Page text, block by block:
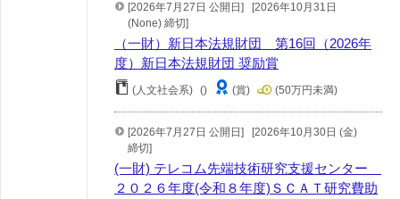
[2026年7月27日 公開日]
[2026年10月31日
(None) 締切]
（一財）新日本法規財団 第16回（2026年
度）新日本法規財団 奨励賞
(人文社会系) () (賞) (50万円未満)
[2026年7月27日 公開日]
[2026年10月30日 (金)
締切]
(一財) テレコム先端技術研究支援センター
２０２６年度(令和８年度)ＳＣＡＴ研究費助